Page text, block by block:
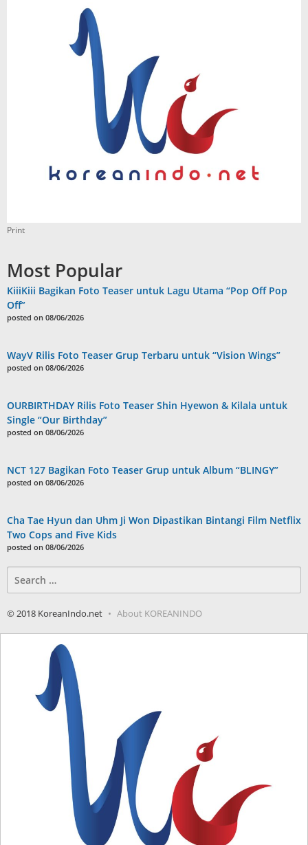
Print
Most Popular
KiiiKiii Bagikan Foto Teaser untuk Lagu Utama “Pop Off Pop
Off”
posted on 08/06/2026
WayV Rilis Foto Teaser Grup Terbaru untuk “Vision Wings”
posted on 08/06/2026
OURBIRTHDAY Rilis Foto Teaser Shin Hyewon & Kilala untuk
Single “Our Birthday”
posted on 08/06/2026
NCT 127 Bagikan Foto Teaser Grup untuk Album “BLINGY”
posted on 08/06/2026
Cha Tae Hyun dan Uhm Ji Won Dipastikan Bintangi Film Netflix
Two Cops and Five Kids
posted on 08/06/2026
for:
© 2018 KoreanIndo.net About KOREANINDO